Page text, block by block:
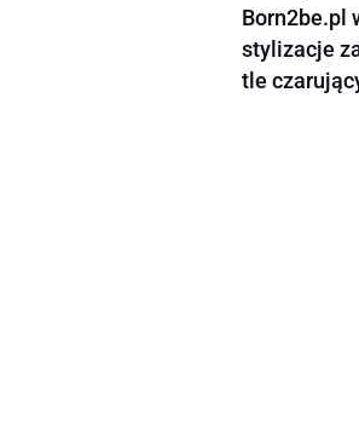
Born2be.pl
stylizacje
tle